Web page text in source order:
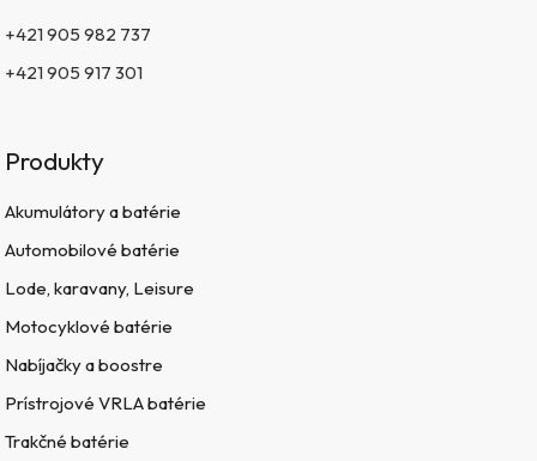
+421 905 982 737
+421 905 917 301
Produkty
Akumulátory a batérie
Automobilové batérie
Lode, karavany, Leisure
Motocyklové batérie
Nabíjačky a boostre
Prístrojové VRLA batérie
Trakčné batérie